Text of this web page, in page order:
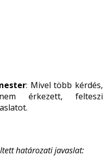
: Mivel több kérdés,
érkezett, felteszi
határozati javaslat: